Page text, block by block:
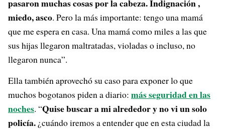
pasaron muchas cosas por la cabeza. Indignación ,
miedo, asco. Pero la más importante: tengo una mamá
que me espera en casa. Una mamá como miles a las que
sus hijas llegaron maltratadas, violadas o incluso, no
llegaron nunca”.
Ella también aprovechó su caso para exponer lo que
muchos bogotanos piden a diario: más seguridad en las
noches. “Quise buscar a mi alrededor y no vi un solo
policía. ¿cuándo iremos a entender que en esta ciudad la